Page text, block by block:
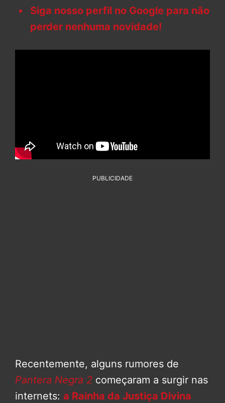
Siga nosso perfil no Google para não
perder nenhuma novidade!
PUBLICIDADE
Recentemente, alguns rumores de
Pantera Negra 2 começaram a surgir nas
internets: a Rainha da Justiça Divina